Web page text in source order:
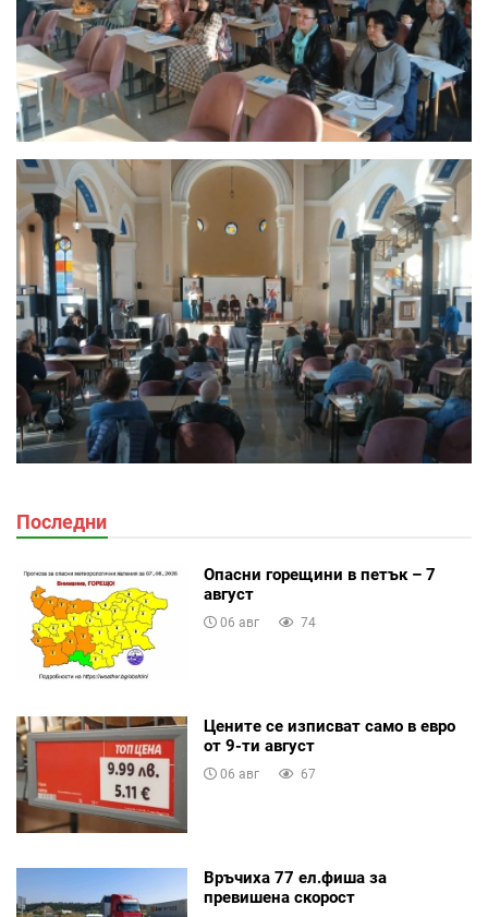
Последни
Опасни горещини в петък – 7
август
06 авг 74
Цените се изписват само в евро
от 9-ти август
06 авг 67
Връчиха 77 ел.фиша за
превишена скорост